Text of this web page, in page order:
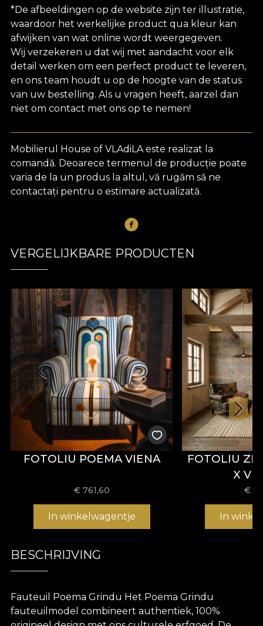
*De afbeeldingen op de website zijn ter illustratie,
waardoor het werkelijke product qua kleur kan
afwijken van wat online wordt weergegeven.
Wij verzekeren u dat wij met aandacht voor elk
detail werken om een perfect product te leveren,
en ons team houdt u op de hoogte van de status
van uw bestelling. Als u vragen heeft, aarzel dan
niet om contact met ons op te nemen!
Mobilierul House of VLAdiLA este realizat la
comandă. Deoarece termenul de producție poate
varia de la un produs la altul, vă rugăm să ne
contactați pentru o estimare actualizată.
VERGELIJKBARE PRODUCTEN
FOTOLIU POEMA VIENA
€ 761,60
In winkelwagentje
FOTOLIU
X
€
In
BESCHRIJVING
Fauteuil Poema Grindu Het Poema Grindu
fauteuilmodel combineert authentiek, 100%